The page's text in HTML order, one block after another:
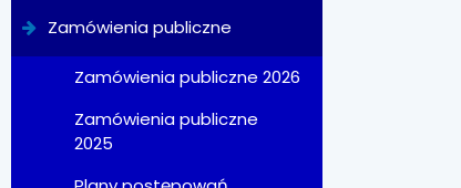
Zamówienia publiczne
Zamówienia publiczne 2026
Zamówienia publiczne
2025